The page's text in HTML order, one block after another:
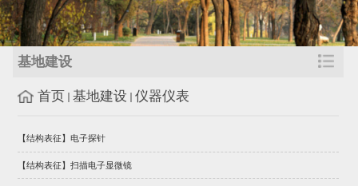
基地建设
首页 基地建设 仪器仪表
【结构表征】电子探针
【结构表征】扫描电子显微镜